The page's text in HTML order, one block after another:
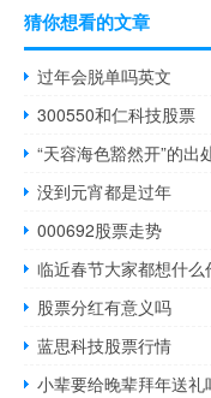
猜你想看的文章
过年会脱单吗英文
300550和仁科技股票
“天容海色豁然开”的出
没到元宵都是过年
000692股票走势
临近春节大家都想什么
股票分红有意义吗
蓝思科技股票行情
小辈要给晚辈拜年送礼